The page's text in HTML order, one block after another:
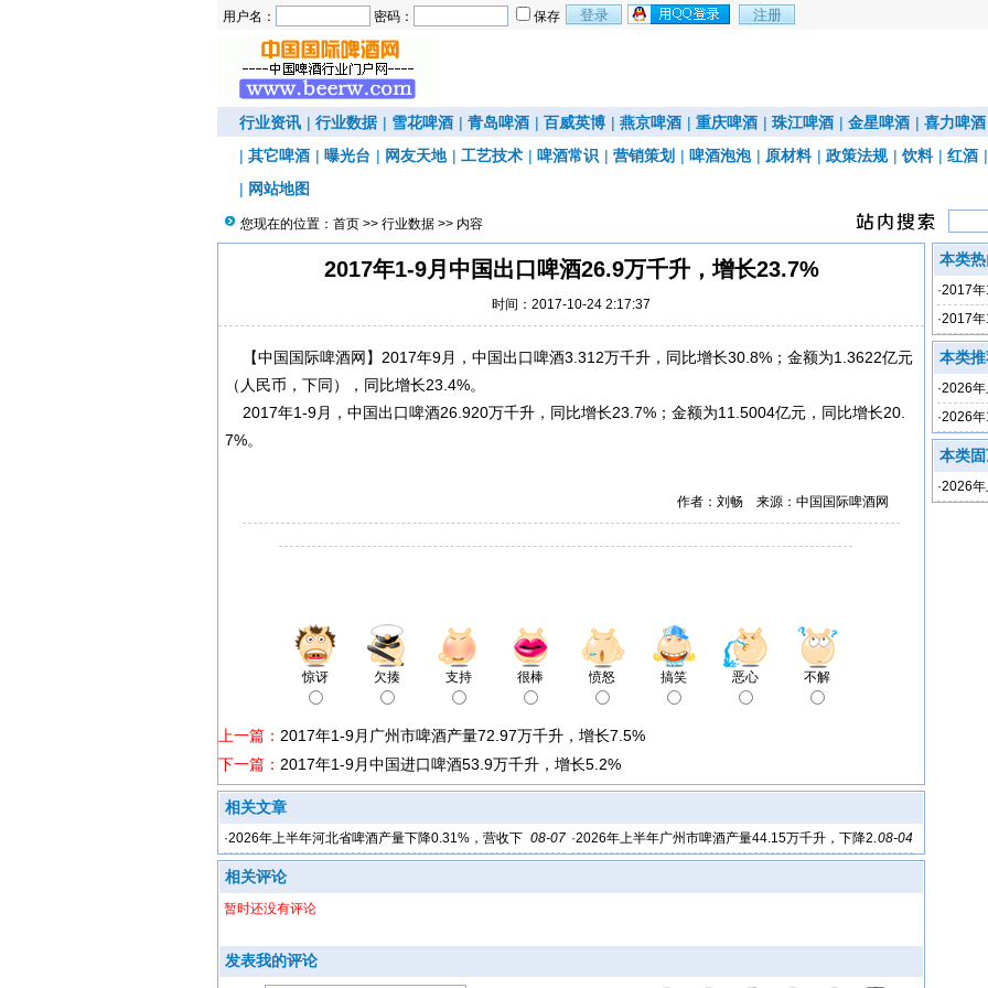
用户名： 密码： 保存
行业资讯 | 行业数据 | 雪花啤酒 | 青岛啤酒 | 百威英博 | 燕京啤酒 | 重庆啤酒 | 珠江啤酒 | 金星啤酒 | 喜力啤酒
| 其它啤酒 | 曝光台 | 网友天地 | 工艺技术 | 啤酒常识 | 营销策划 | 啤酒泡泡 | 原材料 | 政策法规 | 饮料 | 红酒
| 网站地图
您现在的位置： 首页 >> 行业数据 >> 内容
2017年1-9月中国出口啤酒26.9万千升，增长23.7%
时间：2017-10-24 2:17:37
【中国国际啤酒网】2017年9月，中国出口啤酒3.312万千升，同比增长30.8%；金额为1.3622亿元
（人民币，下同），同比增长23.4%。
2017年1-9月，中国出口啤酒26.920万千升，同比增长23.7%；金额为11.5004亿元，同比增长20.
7%。
作者：刘畅 来源：中国国际啤酒网
惊讶 欠揍 支持 很棒 愤怒 搞笑 恶心 不解
上一篇： 2017年1-9月广州市啤酒产量72.97万千升，增长7.5%
下一篇： 2017年1-9月中国进口啤酒53.9万千升，增长5.2%
相关文章
08-07
·2026年上半年河北省啤酒产量下降0.31%，营收下
降0.1%
08-04
·2026年上半年广州市啤酒产量44.15万千升，下降2.
8%
相关评论
暂时还没有评论
发表我的评论
本类
·2017年
7%
·2017年
2%
本类
·2026年
长0.2%
·2026年
0.8%
本类
·2026年